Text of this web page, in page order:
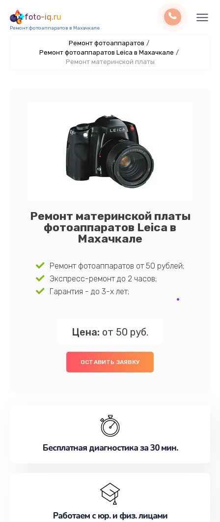
foto-iq.ru
Ремонт фотоаппаратов в Махачкале
Ремонт фотоаппаратов /
Ремонт фотоаппаратов Leica в Махачкале /
Ремонт материнской платы
Ремонт материнской платы
фотоаппаратов Leica в
Махачкале
Ремонт фотоаппаратов от 50 рублей;
Экспресс-ремонт до 2 часов;
Гарантия - до 3-х лет;
Цена: от 50 руб.
ОСТАВИТЬ ЗАЯВКУ
Бесплатная диагностика за 30 мин.
Работаем с юр. и физ. лицами